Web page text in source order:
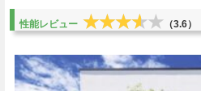
性能レビュー ★★★★★
★★★★★ （3.6）